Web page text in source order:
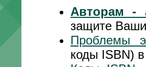
Авторам -
защите
Проблемы
коды ISBN)